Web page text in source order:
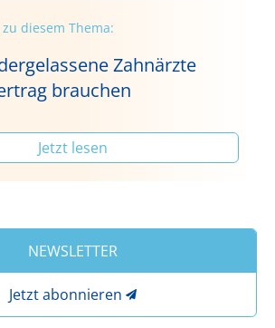
diesem Thema:
Zahnärzte
brauchen
Jetzt lesen
NEWSLETTER
Jetzt abonnieren